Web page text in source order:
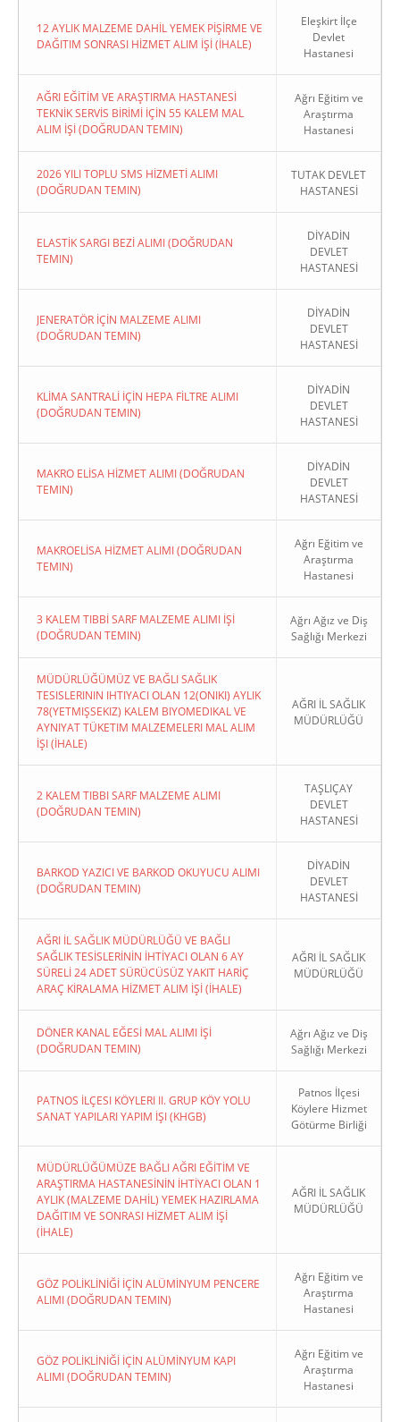
12 AYLIK MALZEME DAHİL YEMEK PİŞİRME VE
DAĞITIM SONRASI HİZMET ALIM İŞİ (İHALE)
Eleşkirt İlçe
Devlet
Hastanesi
AĞRI EĞİTİM VE ARAŞTIRMA HASTANESİ
TEKNİK SERVİS BİRİMİ İÇİN 55 KALEM MAL
ALIM İŞİ (DOĞRUDAN TEMIN)
Ağrı Eğitim ve
Araştırma
Hastanesi
2026 YILI TOPLU SMS HİZMETİ ALIMI
(DOĞRUDAN TEMIN)
TUTAK DEVLET
HASTANESİ
ELASTİK SARGI BEZİ ALIMI (DOĞRUDAN
TEMIN)
DİYADİN
DEVLET
HASTANESİ
JENERATÖR İÇİN MALZEME ALIMI
(DOĞRUDAN TEMIN)
DİYADİN
DEVLET
HASTANESİ
KLİMA SANTRALİ İÇİN HEPA FİLTRE ALIMI
(DOĞRUDAN TEMIN)
DİYADİN
DEVLET
HASTANESİ
MAKRO ELİSA HİZMET ALIMI (DOĞRUDAN
TEMIN)
DİYADİN
DEVLET
HASTANESİ
MAKROELİSA HİZMET ALIMI (DOĞRUDAN
TEMIN)
Ağrı Eğitim ve
Araştırma
Hastanesi
3 KALEM TIBBİ SARF MALZEME ALIMI İŞİ
(DOĞRUDAN TEMIN)
Ağrı Ağız ve Diş
Sağlığı Merkezi
MÜDÜRLÜĞÜMÜZ VE BAĞLI SAĞLIK
TESISLERININ IHTIYACI OLAN 12(ONIKI) AYLIK
78(YETMIŞSEKIZ) KALEM BIYOMEDIKAL VE
AYNIYAT TÜKETIM MALZEMELERI MAL ALIM
İŞI (İHALE)
AĞRI İL SAĞLIK
MÜDÜRLÜĞÜ
2 KALEM TIBBI SARF MALZEME ALIMI
(DOĞRUDAN TEMIN)
TAŞLIÇAY
DEVLET
HASTANESİ
BARKOD YAZICI VE BARKOD OKUYUCU ALIMI
(DOĞRUDAN TEMIN)
DİYADİN
DEVLET
HASTANESİ
AĞRI İL SAĞLIK MÜDÜRLÜĞÜ VE BAĞLI
SAĞLIK TESİSLERİNİN İHTİYACI OLAN 6 AY
SÜRELİ 24 ADET SÜRÜCÜSÜZ YAKIT HARİÇ
ARAÇ KİRALAMA HİZMET ALIM İŞİ (İHALE)
AĞRI İL SAĞLIK
MÜDÜRLÜĞÜ
DÖNER KANAL EĞESİ MAL ALIMI İŞİ
(DOĞRUDAN TEMIN)
Ağrı Ağız ve Diş
Sağlığı Merkezi
PATNOS İLÇESI KÖYLERI II. GRUP KÖY YOLU
SANAT YAPILARI YAPIM İŞI (KHGB)
Patnos İlçesi
Köylere Hizmet
Götürme Birliği
MÜDÜRLÜĞÜMÜZE BAĞLI AĞRI EĞİTİM VE
ARAŞTIRMA HASTANESİNİN İHTİYACI OLAN 1
AYLIK (MALZEME DAHİL) YEMEK HAZIRLAMA
DAĞITIM VE SONRASI HİZMET ALIM İŞİ
(İHALE)
AĞRI İL SAĞLIK
MÜDÜRLÜĞÜ
GÖZ POLİKLİNİĞİ İÇİN ALÜMİNYUM PENCERE
ALIMI (DOĞRUDAN TEMIN)
Ağrı Eğitim ve
Araştırma
Hastanesi
GÖZ POLİKLİNİĞİ İÇİN ALÜMİNYUM KAPI
ALIMI (DOĞRUDAN TEMIN)
Ağrı Eğitim ve
Araştırma
Hastanesi